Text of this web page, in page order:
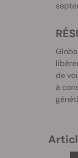
de
à